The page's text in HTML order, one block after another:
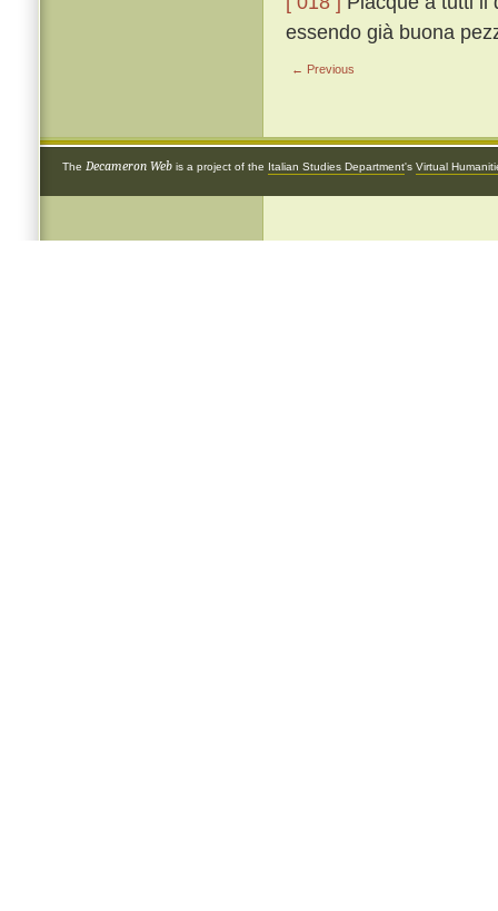
essendo già buona
← Previous
The Decameron Web is a project of the Italian Studies Department's Virtual